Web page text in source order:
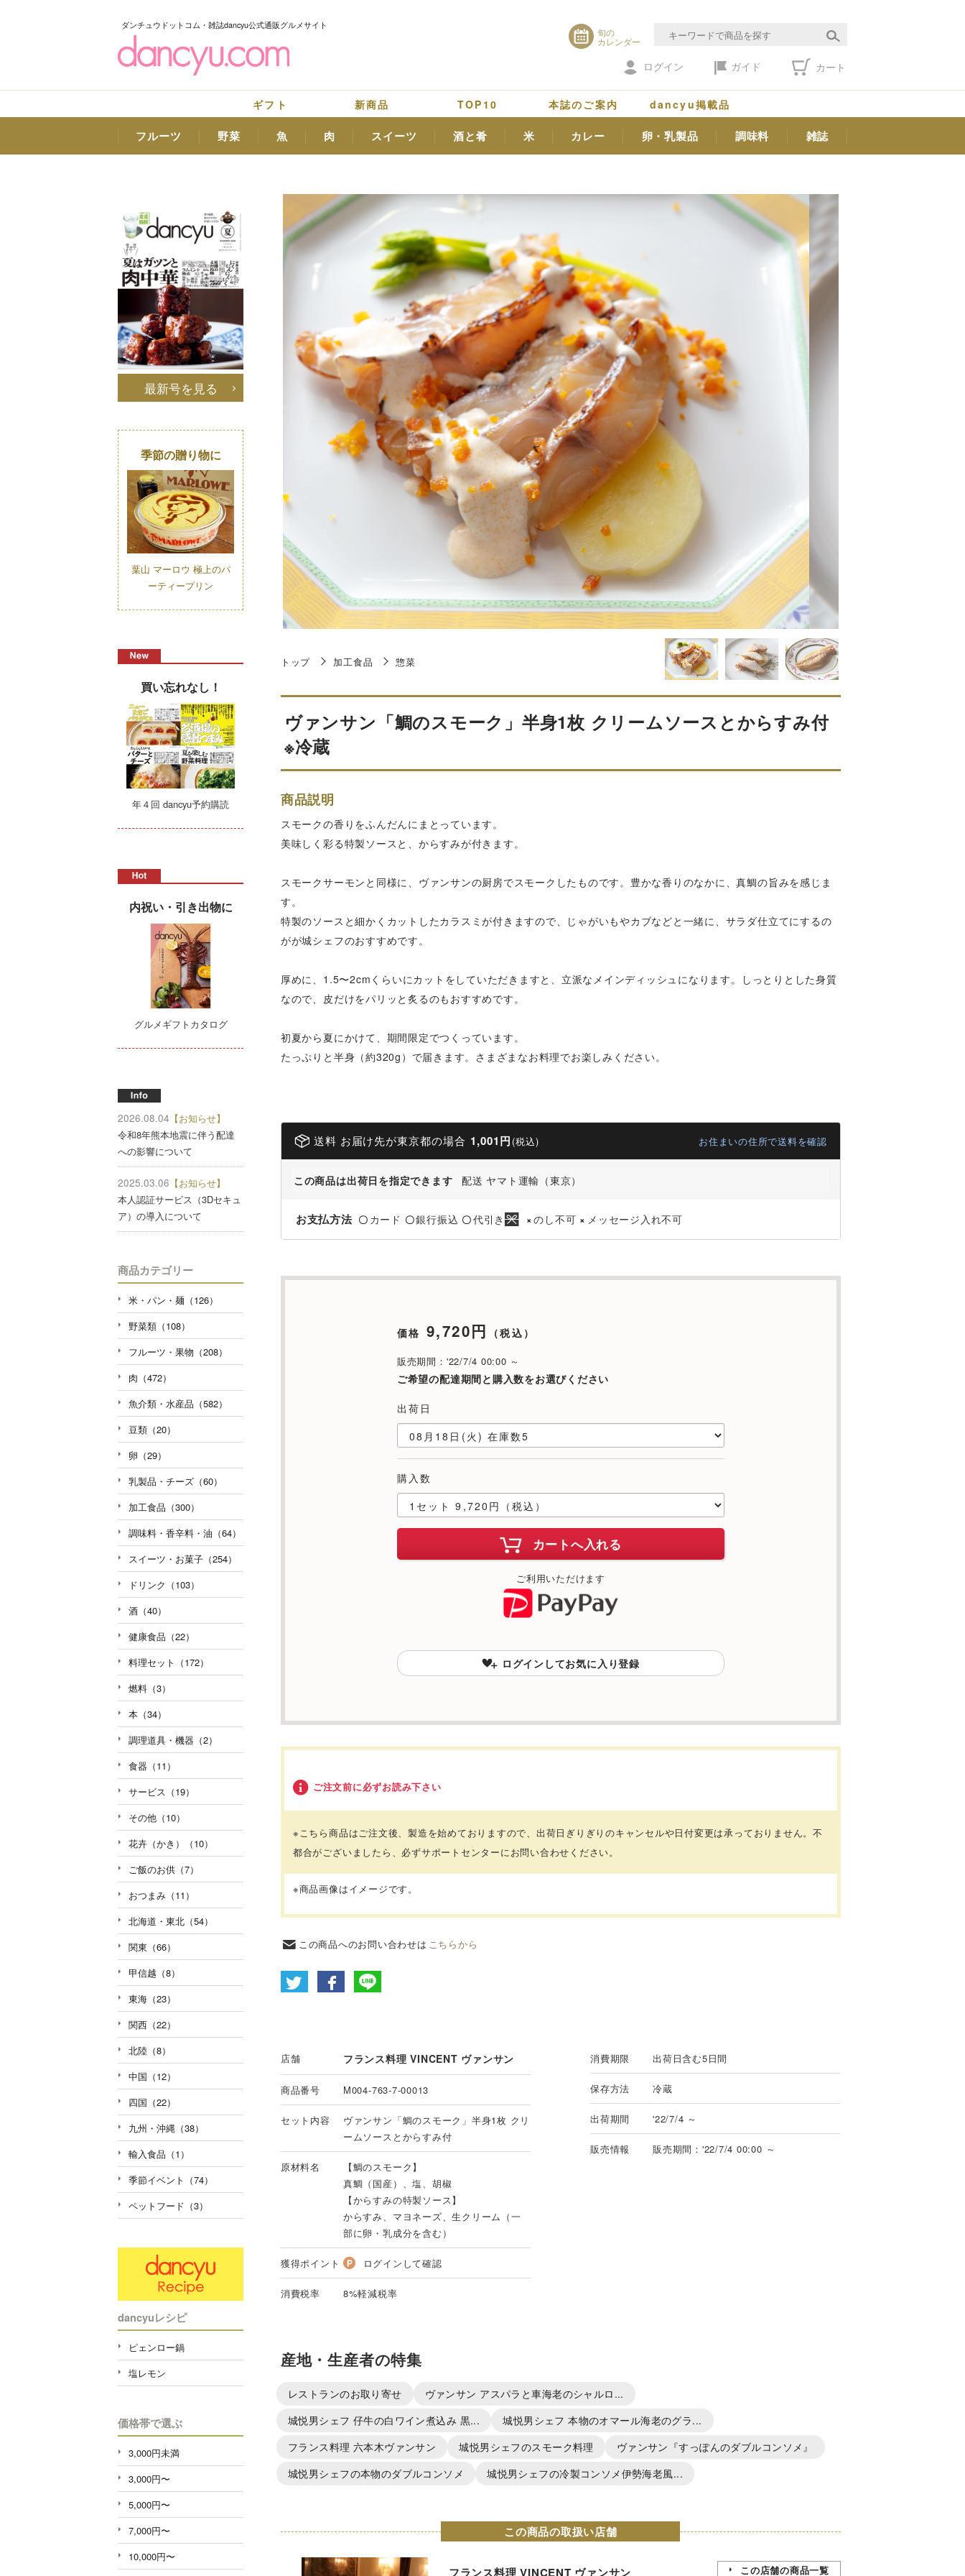
ダンチュウドットコム・雑誌dancyu公式通販グルメサイト
旬の
カレンダー
ログイン ガイド カート
ギフト 新商品 TOP10 本誌のご案内 dancyu掲載品
フルーツ 野菜 魚 肉 スイーツ 酒と肴 米 カレー 卵・乳製品 調味料 雑誌
トップ 加工食品 惣菜
ヴァンサン「鯛のスモーク」半身1枚 クリームソースとからすみ付
※冷蔵
商品説明
スモークの香りをふんだんにまとっています。
美味しく彩る特製ソースと、からすみが付きます。
スモークサーモンと同様に、ヴァンサンの厨房でスモークしたものです。豊かな香りのなかに、真鯛の旨みを感じま
す。
特製のソースと細かくカットしたカラスミが付きますので、じゃがいもやカブなどと一緒に、サラダ仕立てにするの
がが城シェフのおすすめです。
厚めに、1.5〜2cmくらいにカットをしていただきますと、立派なメインディッシュになります。しっとりとした身質
なので、皮だけをパリッと炙るのもおすすめです。
初夏から夏にかけて、期間限定でつくっています。
たっぷりと半身（約320g）で届きます。さまざまなお料理でお楽しみください。
送料 お届け先が東京都の場合 1,001円 (税込) お住まいの住所で送料を確認
この商品は出荷日を指定できます 配送 ヤマト運輸（東京）
お支払方法 〇 カード 〇銀行振込 〇代引き × のし不可 × メッセージ入れ不可
価格 9,720円 （税込）
販売期間：'22/7/4 00:00 ～
ご希望の配達期間と購入数をお選びください
出荷日
購入数
カートへ入れる
ご利用いただけます
ログインしてお気に入り登録
ご注文前に必ずお読み下さい
※こちら商品はご注文後、製造を始めておりますので、出荷日ぎりぎりのキャンセルや日付変更は承っておりません。不
都合がございましたら、必ずサポートセンターにお問い合わせください。
※商品画像はイメージです。
この商品へのお問い合わせは こちらから
店舗 フランス料理 VINCENT ヴァンサン
商品番号 M004-763-7-00013
セット内容
ヴァンサン「鯛のスモーク」半身1枚 クリ
ームソースとからすみ付
原材料名
【鯛のスモーク】
真鯛（国産）、塩、胡椒
【からすみの特製ソース】
からすみ、マヨネーズ、生クリーム（一
部に卵・乳成分を含む）
獲得ポイント ログインして確認
消費税率 8%軽減税率
消費期限 出荷日含む5日間
保存方法 冷蔵
出荷期間 '22/7/4 ～
販売情報 販売期間：'22/7/4 00:00 ～
産地・生産者の特集
レストランのお取り寄せ
ヴァンサン アスパラと車海老のシャルロ...
城悦男シェフ 仔牛の白ワイン煮込み 黒...
城悦男シェフ 本物のオマール海老のグラ...
フランス料理 六本木ヴァンサン
城悦男シェフのスモーク料理
ヴァンサン『すっぽんのダブルコンソメ』
城悦男シェフの本物のダブルコンソメ
城悦男シェフの冷製コンソメ伊勢海老風...
この商品の取扱い店舗
フランス料理 VINCENT ヴァンサン この店舗の商品一覧
最新号を見る
季節の贈り物に
葉山 マーロウ 極上のパ
ーティープリン
買い忘れなし！
年４回 dancyu予約購読
内祝い・引き出物に
グルメギフトカタログ
2026.08.04 【お知らせ】
令和8年熊本地震に伴う配達
への影響について
2025.03.06 【お知らせ】
本人認証サービス（3Dセキュ
ア）の導入について
商品カテゴリー
米・パン・麺（126）
野菜類（108）
フルーツ・果物（208）
肉（472）
魚介類・水産品（582）
豆類（20）
卵（29）
乳製品・チーズ（60）
加工食品（300）
調味料・香辛料・油（64）
スイーツ・お菓子（254）
ドリンク（103）
酒（40）
健康食品（22）
料理セット（172）
燃料（3）
本（34）
調理道具・機器（2）
食器（11）
サービス（19）
その他（10）
花卉（かき）（10）
ご飯のお供（7）
おつまみ（11）
北海道・東北（54）
関東（66）
甲信越（8）
東海（23）
関西（22）
北陸（8）
中国（12）
四国（22）
九州・沖縄（38）
輸入食品（1）
季節イベント（74）
ペットフード（3）
dancyuレシピ
ピェンロー鍋
塩レモン
価格帯で選ぶ
3,000円未満
3,000円〜
5,000円〜
7,000円〜
10,000円〜